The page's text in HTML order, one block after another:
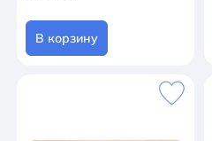
В корзину